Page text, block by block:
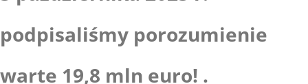
podpisaliśmy porozumienie
warte 19,8 mln euro! .